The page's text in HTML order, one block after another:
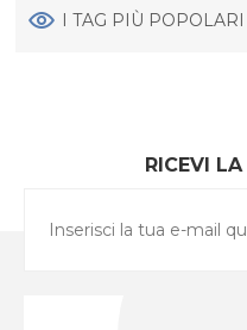
I TAG PIÙ POPOLARI
RICEVI